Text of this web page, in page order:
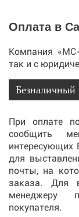
Оплата в
Компания
так и с
Безналичный
При оплате
сообщить
интересующих
для
почты, на
заказа. Для
менеджеру
покупателя.